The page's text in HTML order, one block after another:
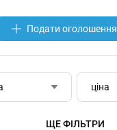
Подати оголошення
ціна
ЩЕ ФІЛЬТРИ